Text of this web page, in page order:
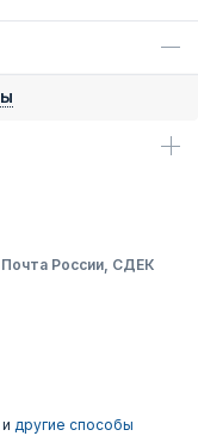
Почта России, СДЕК
другие способы